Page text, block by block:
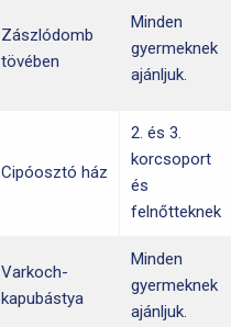
Zászlódomb
tövében
Minden
gyermeknek
ajánljuk.
Cipóosztó ház
2. és 3.
korcsoport
és
felnőtteknek
Varkoch-
kapubástya
Minden
gyermeknek
ajánljuk.